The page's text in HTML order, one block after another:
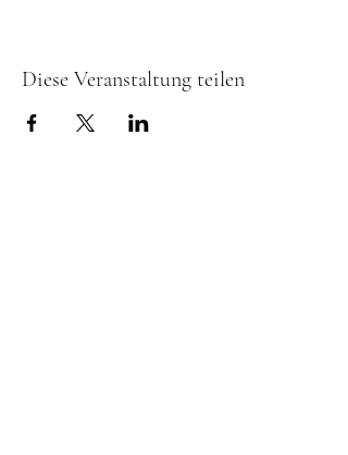
Diese Veranstaltung teilen